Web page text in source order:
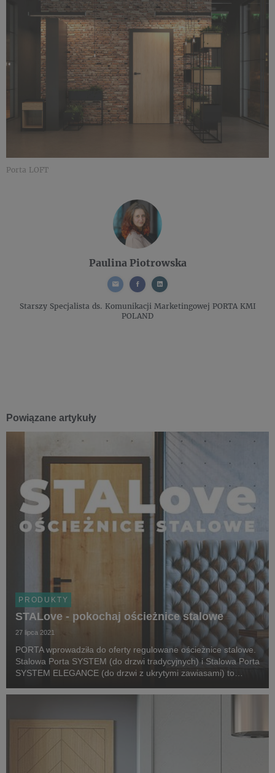
Porta LOFT
Paulina Piotrowska
Starszy Specjalista ds. Komunikacji Marketingowej PORTA KMI
POLAND
Powiązane artykuły
PRODUKTY
STALove - pokochaj ościeżnice stalowe
27 lipca 2021
PORTA wprowadziła do oferty regulowane ościeżnice stalowe.
Stalowa Porta SYSTEM (do drzwi tradycyjnych) i Stalowa Porta
SYSTEM ELEGANCE (do drzwi z ukrytymi zawiasami) to